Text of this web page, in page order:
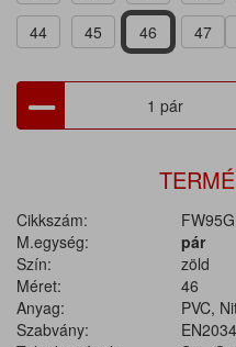
44
45 46 47
Cikkszám:
M.egység:
pár
Szín:
zöld
Méret:
46
Anyag:
PVC,
Szabvány: